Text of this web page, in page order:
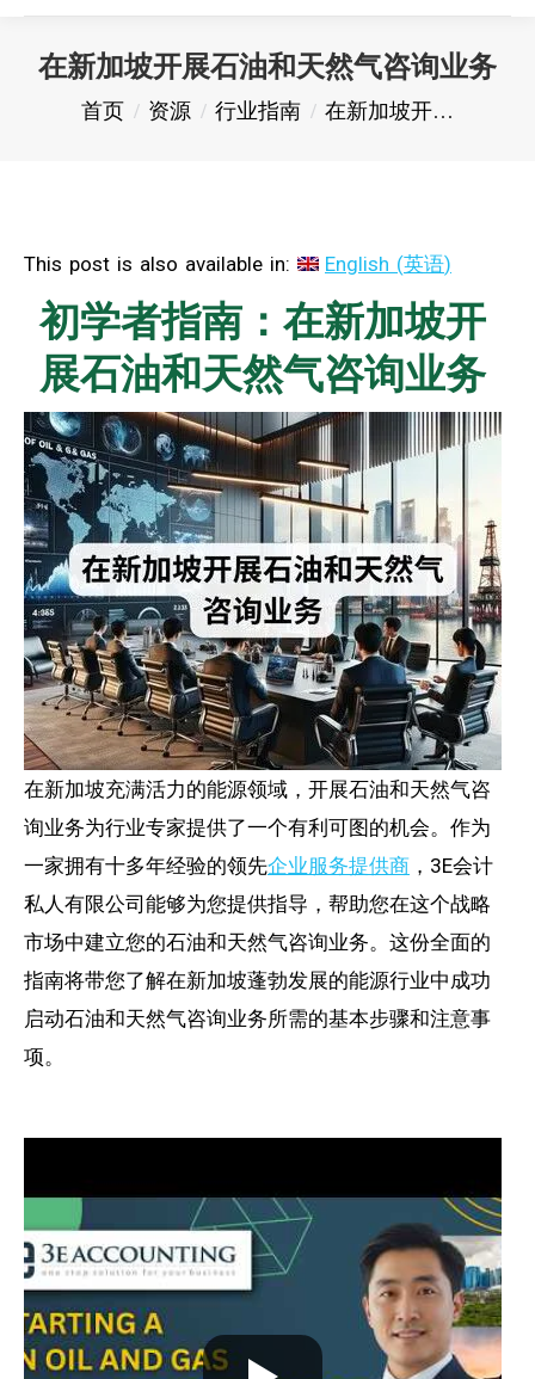
在新加坡开展石油和天然气咨询业务
您在这里：
首页 资源 行业指南 在新加坡开…
This post is also available in: English (英语)
初学者指南：在新加坡开
展石油和天然气咨询业务
在新加坡充满活力的能源领域，开展石油和天然气咨
询业务为行业专家提供了一个有利可图的机会。作为
一家拥有十多年经验的领先企业服务提供商 ，3E会计
私人有限公司能够为您提供指导，帮助您在这个战略
市场中建立您的石油和天然气咨询业务。这份全面的
指南将带您了解在新加坡蓬勃发展的能源行业中成功
启动石油和天然气咨询业务所需的基本步骤和注意事
项。